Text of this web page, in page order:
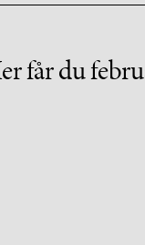
får du